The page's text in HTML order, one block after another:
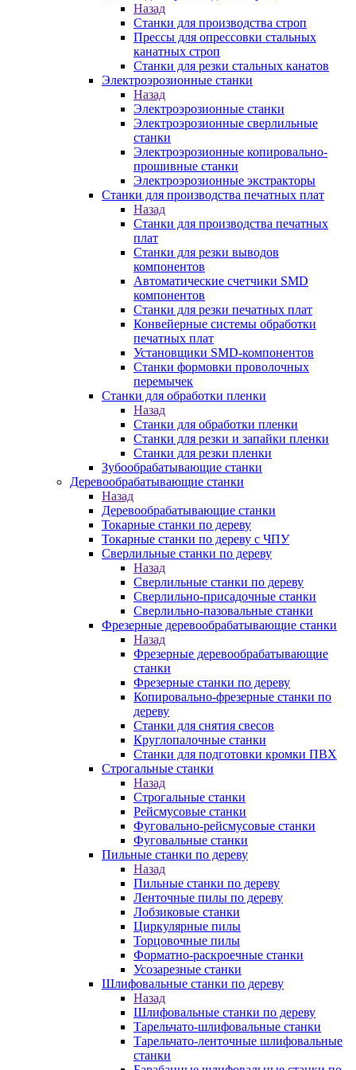
Назад
Станки для производства строп
Прессы для опрессовки стальных
канатных строп
Станки для резки стальных канатов
Электроэрозионные станки
Назад
Электроэрозионные станки
Электроэрозионные сверлильные
станки
Электроэрозионные копировально-
прошивные станки
Электроэрозионные экстракторы
Станки для производства печатных плат
Назад
Станки для производства печатных
плат
Станки для резки выводов
компонентов
Автоматические счетчики SMD
компонентов
Станки для резки печатных плат
Конвейерные системы обработки
печатных плат
Установщики SMD-компонентов
Станки формовки проволочных
перемычек
Станки для обработки пленки
Назад
Станки для обработки пленки
Станки для резки и запайки пленки
Станки для резки пленки
Зубообрабатывающие станки
Деревообрабатывающие станки
Назад
Деревообрабатывающие станки
Токарные станки по дереву
Токарные станки по дереву с ЧПУ
Сверлильные станки по дереву
Назад
Сверлильные станки по дереву
Сверлильно-присадочные станки
Сверлильно-пазовальные станки
Фрезерные деревообрабатывающие станки
Назад
Фрезерные деревообрабатывающие
станки
Фрезерные станки по дереву
Копировально-фрезерные станки по
дереву
Станки для снятия свесов
Круглопалочные станки
Станки для подготовки кромки ПВХ
Строгальные станки
Назад
Строгальные станки
Рейсмусовые станки
Фуговально-рейсмусовые станки
Фуговальные станки
Пильные станки по дереву
Назад
Пильные станки по дереву
Ленточные пилы по дереву
Лобзиковые станки
Циркулярные пилы
Торцовочные пилы
Форматно-раскроечные станки
Усозарезные станки
Шлифовальные станки по дереву
Назад
Шлифовальные станки по дереву
Тарельчато-шлифовальные станки
Тарельчато-ленточные шлифовальные
станки